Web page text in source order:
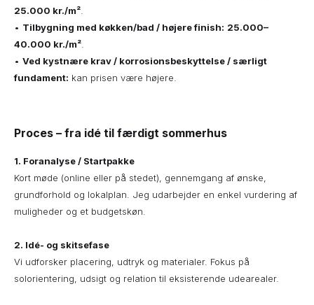
25.000 kr./m²
• Tilbygning med køkken/bad / højere finish: 25.000–
40.000 kr./m²
• Ved kystnære krav / korrosionsbeskyttelse / særligt
fundament: kan prisen være højere.
Proces – fra idé til færdigt sommerhus
1. Foranalyse / Startpakke
Kort møde (online eller på stedet), gennemgang af ønske,
grundforhold og lokalplan. Jeg udarbejder en enkel vurdering af
muligheder og et budgetskøn.
2. Idé- og skitsefase
Vi udforsker placering, udtryk og materialer. Fokus på
solorientering, udsigt og relation til eksisterende udearealer.